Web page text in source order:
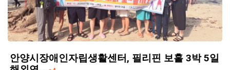
안양시장애인자립생활센터, 필리핀 보홀 3박 5일